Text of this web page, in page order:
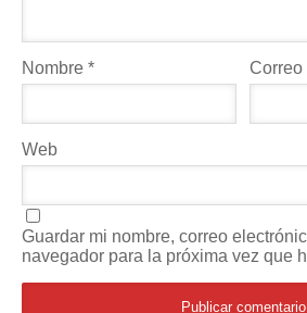
Nombre *
Web
Guardar mi nombre, correo
navegador para la próxima vez que